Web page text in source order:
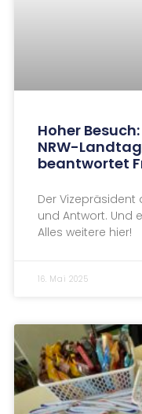
Hoher
NRW-
beantwortet
Der Vizepräsident
und Antwort. Und
Alles weitere hier!
16. Mai 2025